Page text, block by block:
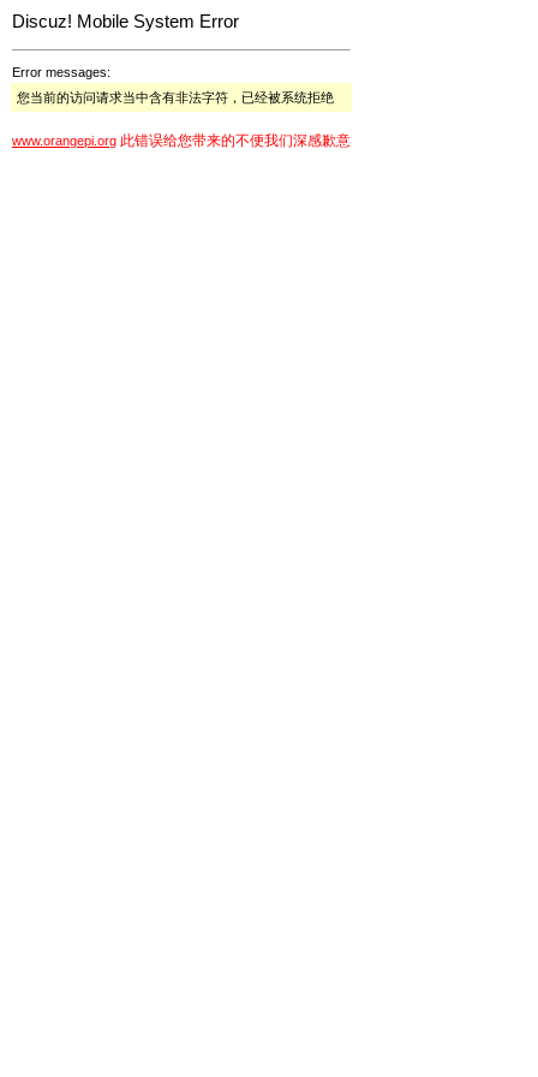
Discuz! Mobile System Error
Error messages:
您当前的访问请求当中含有非法字符，已经被系统拒绝
www.orangepi.org 此错误给您带来的不便我们深感歉意